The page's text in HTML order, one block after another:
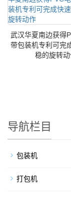
武汉华夏南边获得
带包装机专利可完
稳的旋转
导航栏目
包装机
打包机